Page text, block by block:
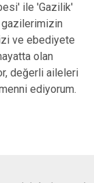
ile 'Gazilik'
gazilerimizin
ve ebediyete
olan
değerli aileleri
ediyorum.